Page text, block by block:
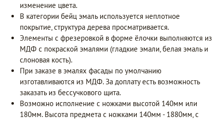
изменение цвета.
В категории бейц эмаль используется неплотное
покрытие, структура дерева просматривается.
Элементы с фрезеровкой в форме ёлочки выполняются из
МДФ с покраской эмалями (гладкие эмали, белая эмаль и
слоновая кость).
При заказе в эмалях фасады по умолчанию
изготавливаются из МДФ. За доплату есть возможность
заказать из бессучкового щита.
Возможно исполнение с ножками высотой 140мм или
180мм. Высота предмета с ножками 140мм - 1880мм, с